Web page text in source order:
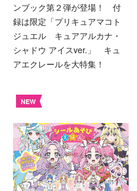
ンブック第２弾が登場！ 付
録は限定「プリキュアマコト
ジュエル キュアアルカナ・
シャドウ アイスver.」 キュ
アエクレールを大特集！
NEW